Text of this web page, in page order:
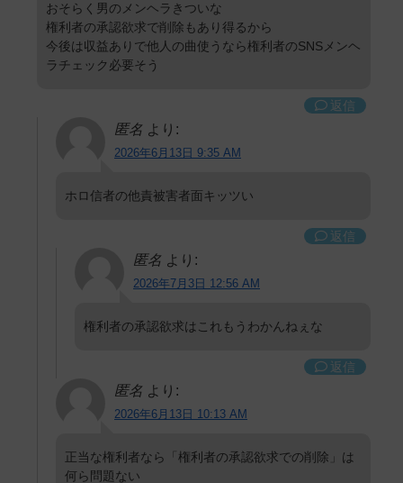
おそらく男のメンヘラきついな
権利者の承認欲求で削除もあり得るから
今後は収益ありで他人の曲使うなら権利者のSNSメンヘ
ラチェック必要そう
返信
匿名 より:
2026年6月13日 9:35 AM
ホロ信者の他責被害者面キッツい
返信
匿名 より:
2026年7月3日 12:56 AM
権利者の承認欲求はこれもうわかんねぇな
返信
匿名 より:
2026年6月13日 10:13 AM
正当な権利者なら「権利者の承認欲求での削除」は
何ら問題ない